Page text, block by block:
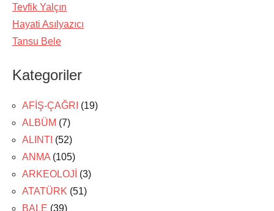
Tevfik Yalçın
Hayati Asılyazıcı
Tansu Bele
Kategoriler
AFİŞ-ÇAĞRI (19)
ALBÜM (7)
ALINTI (52)
ANMA (105)
ARKEOLOJİ (3)
ATATÜRK (51)
BALE (39)